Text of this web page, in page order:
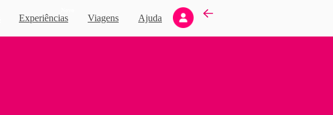
Experiências Viagens Ajuda